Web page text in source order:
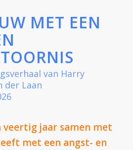
MET EEN
van Harry
der Laan
veertig jaar samen met
met een angst- en